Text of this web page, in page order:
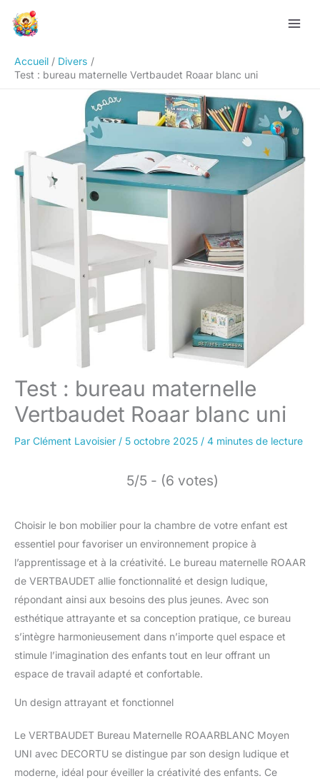
Accueil
Divers
Test : bureau maternelle Vertbaudet Roaar blanc uni
Test : bureau maternelle
Vertbaudet Roaar blanc uni
Par Clément Lavoisier / 5 octobre 2025 / 4 minutes de lecture
5/5 - (6 votes)
Choisir le bon mobilier pour la chambre de votre enfant est
essentiel pour favoriser un environnement propice à
l’apprentissage et à la créativité. Le bureau maternelle ROAAR
de VERTBAUDET allie fonctionnalité et design ludique,
répondant ainsi aux besoins des plus jeunes. Avec son
esthétique attrayante et sa conception pratique, ce bureau
s’intègre harmonieusement dans n’importe quel espace et
stimule l’imagination des enfants tout en leur offrant un
espace de travail adapté et confortable.
Un design attrayant et fonctionnel
Le VERTBAUDET Bureau Maternelle ROAARBLANC Moyen
UNI avec DECORTU se distingue par son design ludique et
moderne, idéal pour éveiller la créativité des enfants. Ce
Rechercher